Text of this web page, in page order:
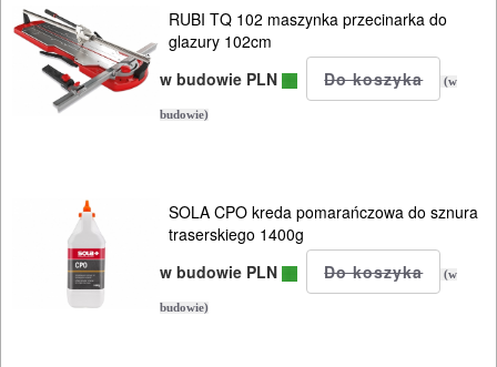
ALLIGATOR
Do
pił
Do
pił
szablowych
RUBI TQ 102 maszynka przecinarka do
glazury 102cm
w budowie PLN
(w
budowie)
SOLA CPO kreda pomarańczowa do sznura
traserskiego 1400g
w budowie PLN
(w
budowie)